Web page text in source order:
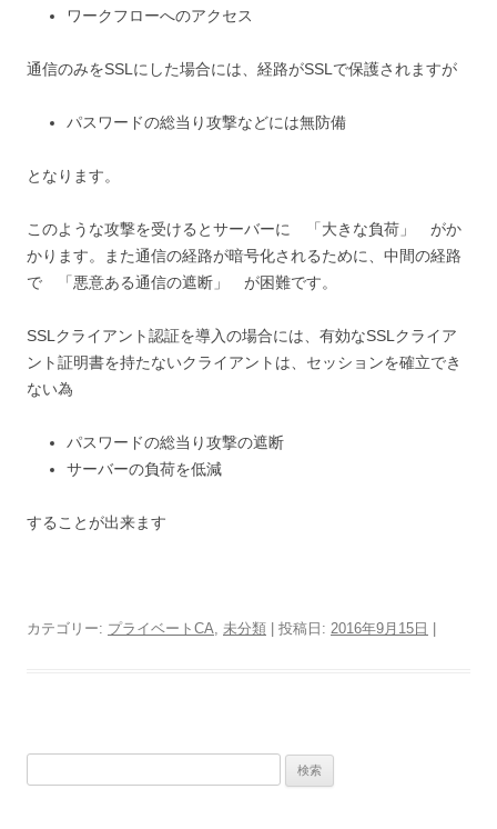
ワークフローへのアクセス
通信のみをSSLにした場合には、経路がSSLで保護されますが
パスワードの総当り攻撃などには無防備
となります。
このような攻撃を受けるとサーバーに 「大きな負荷」 がか
かります。また通信の経路が暗号化されるために、中間の経路
で 「悪意ある通信の遮断」 が困難です。
SSLクライアント認証を導入の場合には、有効なSSLクライア
ント証明書を持たないクライアントは、セッションを確立でき
ない為
パスワードの総当り攻撃の遮断
サーバーの負荷を低減
することが出来ます
カテゴリー: プライベートCA, 未分類 | 投稿日: 2016年9月15日